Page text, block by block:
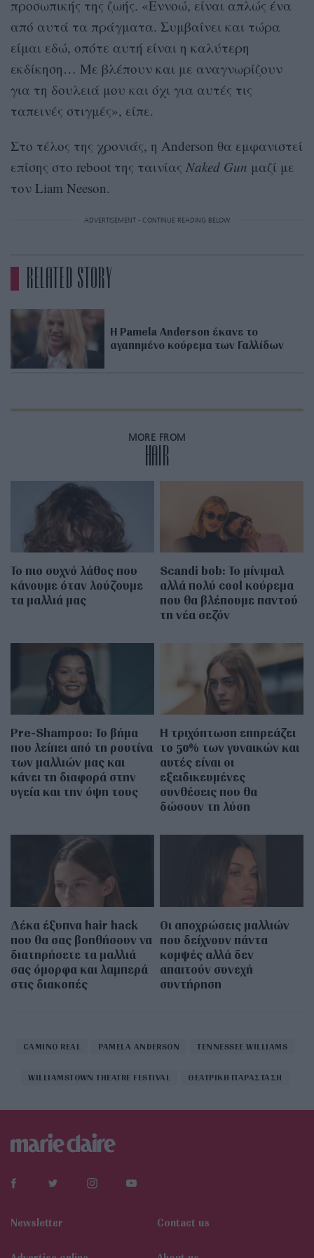
προσωπικής της ζωής. «Εννοώ, είναι απλώς ένα
από αυτά τα πράγματα. Συμβαίνει και τώρα
είμαι εδώ, οπότε αυτή είναι η καλύτερη
εκδίκηση… Με βλέπουν και με αναγνωρίζουν
για τη δουλειά μου και όχι για αυτές τις
ταπεινές στιγμές», είπε.
Στο τέλος της χρονιάς, η Anderson θα εμφανιστεί
επίσης στο reboot της ταινίας Naked Gun μαζί με
τον Liam Neeson.
ADVERTISEMENT - CONTINUE READING BELOW
RELATED STORY
Η Pamela Anderson έκανε το
αγαπημένο κούρεμα των Γαλλίδων
MORE FROM
HAIR
Το πιο συχνό λάθος που
κάνουμε όταν λούζουμε
τα μαλλιά μας
Scandi bob: Το μίνιμαλ
αλλά πολύ cool κούρεμα
που θα βλέπουμε παντού
τη νέα σεζόν
Pre-Shampoo: Το βήμα
που λείπει από τη ρουτίνα
των μαλλιών μας και
κάνει τη διαφορά στην
υγεία και την όψη τους
Η τριχόπτωση επηρεάζει
το 50% των γυναικών και
αυτές είναι οι
εξειδικευμένες
συνθέσεις που θα
δώσουν τη λύση
Δέκα έξυπνα hair hack
που θα σας βοηθήσουν να
διατηρήσετε τα μαλλιά
σας όμορφα και λαμπερά
στις διακοπές
Οι αποχρώσεις μαλλιών
που δείχνουν πάντα
κομψές αλλά δεν
απαιτούν συνεχή
συντήρηση
CAMINO REAL PAMELA ANDERSON TENNESSEE WILLIAMS
WILLIAMSTOWN THEATRE FESTIVAL ΘΕΑΤΡΙΚΗ ΠΑΡΑΣΤΑΣΗ
Newsletter Contact us